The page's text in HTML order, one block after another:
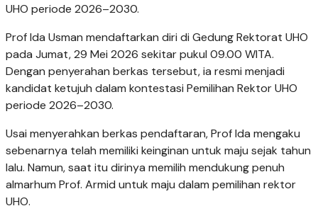
UHO periode 2026–2030.
Prof Ida Usman mendaftarkan diri di Gedung Rektorat UHO
pada Jumat, 29 Mei 2026 sekitar pukul 09.00 WITA.
Dengan penyerahan berkas tersebut, ia resmi menjadi
kandidat ketujuh dalam kontestasi Pemilihan Rektor UHO
periode 2026–2030.
Usai menyerahkan berkas pendaftaran, Prof Ida mengaku
sebenarnya telah memiliki keinginan untuk maju sejak tahun
lalu. Namun, saat itu dirinya memilih mendukung penuh
almarhum Prof. Armid untuk maju dalam pemilihan rektor
UHO.